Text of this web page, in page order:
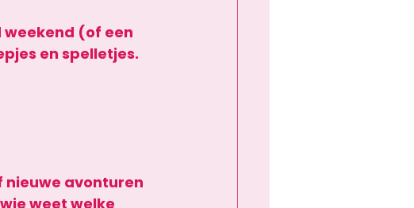
(of een
en spelletjes.
nieuwe avonturen
weet welke